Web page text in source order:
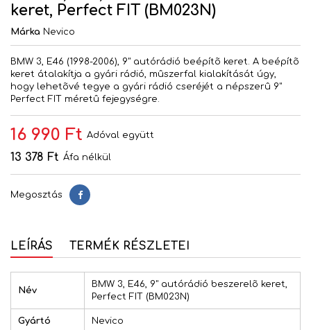
keret, Perfect FIT (BM023N)
Márka Nevico
BMW 3, E46 (1998-2006), 9" autórádió beépítõ keret. A beépítõ
keret átalakítja a gyári rádió, mûszerfal kialakítását úgy,
hogy lehetõvé tegye a gyári rádió cseréjét a népszerû 9"
Perfect FIT méretû fejegységre.
16 990 Ft Adóval együtt
13 378 Ft Áfa nélkül
Megosztás Megosztás
LEÍRÁS TERMÉK RÉSZLETEI
Név
BMW 3, E46, 9" autórádió beszerelõ keret,
Perfect FIT (BM023N)
Gyártó Nevico